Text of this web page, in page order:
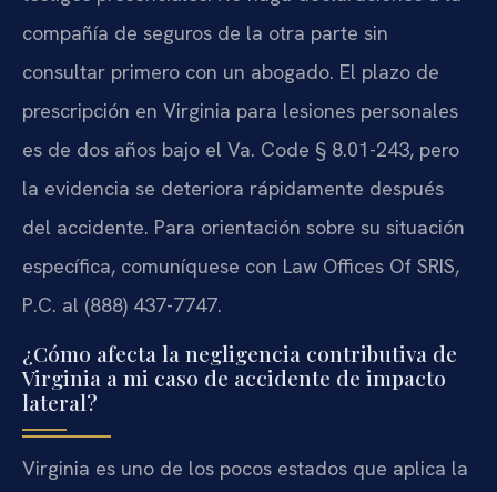
compañía de seguros de la otra parte sin
consultar primero con un abogado. El plazo de
prescripción en Virginia para lesiones personales
es de dos años bajo el Va. Code § 8.01-243, pero
la evidencia se deteriora rápidamente después
del accidente. Para orientación sobre su situación
específica, comuníquese con Law Offices Of SRIS,
P.C. al (888) 437-7747.
¿Cómo afecta la negligencia contributiva de
Virginia a mi caso de accidente de impacto
lateral?
Virginia es uno de los pocos estados que aplica la